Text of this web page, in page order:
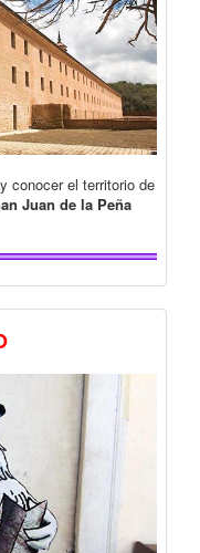
conocer el territorio de
Juan de la Peña